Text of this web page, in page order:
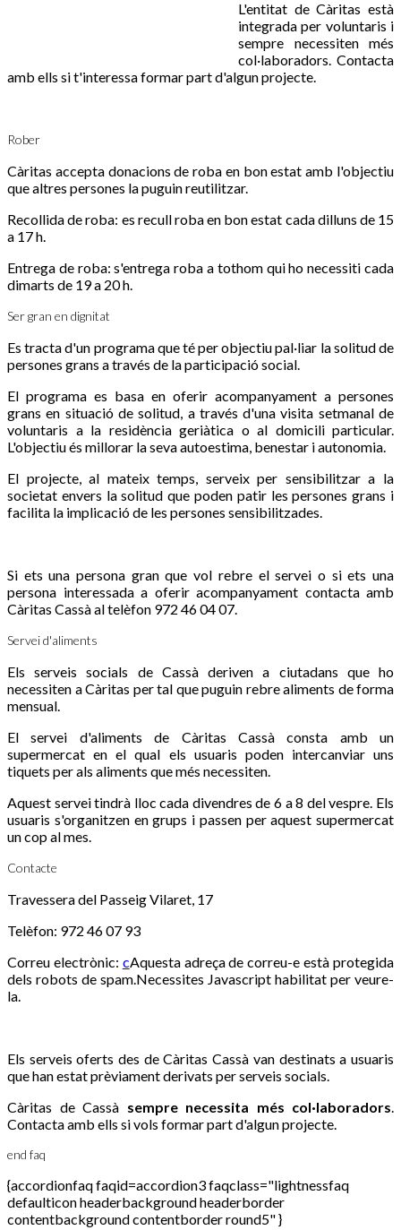
L'entitat de Càritas està
integrada per voluntaris i
sempre necessiten més
col·laboradors. Contacta
amb ells si t'interessa formar part d'algun projecte.
Rober
Càritas accepta donacions de roba en bon estat amb l'objectiu
que altres persones la puguin reutilitzar.
Recollida de roba: es recull roba en bon estat cada dilluns de 15
a 17 h.
Entrega de roba: s'entrega roba a tothom qui ho necessiti cada
dimarts de 19 a 20 h.
Ser gran en dignitat
Es tracta d'un programa que té per objectiu pal·liar la solitud de
persones grans a través de la participació social.
El programa es basa en oferir acompanyament a persones
grans en situació de solitud, a través d'una visita setmanal de
voluntaris a la residència geriàtica o al domicili particular.
L'objectiu és millorar la seva autoestima, benestar i autonomia.
El projecte, al mateix temps, serveix per sensibilitzar a la
societat envers la solitud que poden patir les persones grans i
facilita la implicació de les persones sensibilitzades.
Si ets una persona gran que vol rebre el servei o si ets una
persona interessada a oferir acompanyament contacta amb
Càritas Cassà al telèfon 972 46 04 07.
Servei d'aliments
Els serveis socials de Cassà deriven a ciutadans que ho
necessiten a Càritas per tal que puguin rebre aliments de forma
mensual.
El servei d'aliments de Càritas Cassà consta amb un
supermercat en el qual els usuaris poden intercanviar uns
tiquets per als aliments que més necessiten.
Aquest servei tindrà lloc cada divendres de 6 a 8 del vespre. Els
usuaris s'organitzen en grups i passen per aquest supermercat
un cop al mes.
Contacte
Travessera del Passeig Vilaret, 17
Telèfon: 972 46 07 93
Correu electrònic: cAquesta adreça de correu-e està protegida
dels robots de spam.Necessites Javascript habilitat per veure-
la.
Els serveis oferts des de Càritas Cassà van destinats a usuaris
que han estat prèviament derivats per serveis socials.
Càritas de Cassà sempre necessita més col·laboradors.
Contacta amb ells si vols formar part d'algun projecte.
end faq
{accordionfaq faqid=accordion3 faqclass="lightnessfaq
defaulticon headerbackground headerborder
contentbackground contentborder round5" }